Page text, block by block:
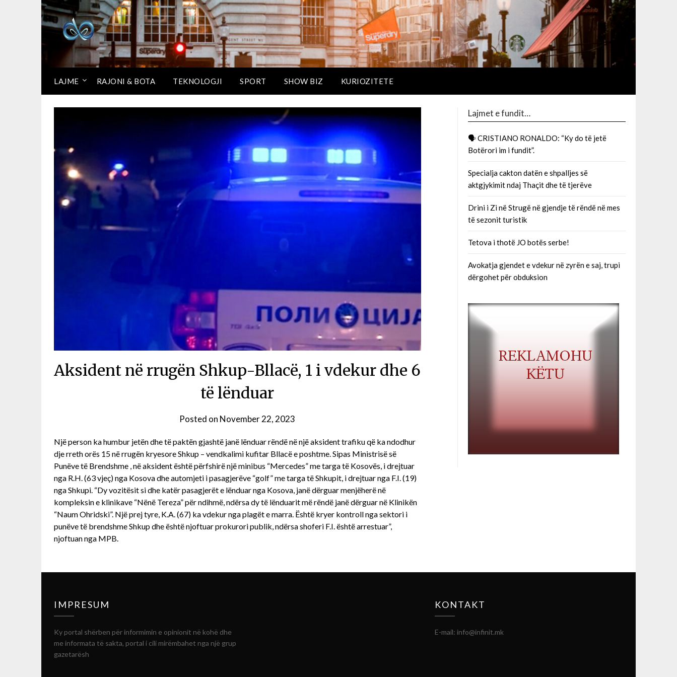
LAJME RAJONI & BOTA TEKNOLOGJI SPORT SHOW BIZ KURIOZITETE
Aksident në rrugën Shkup-Bllacë, 1 i vdekur dhe 6
të lënduar
Posted on November 22, 2023
Një person ka humbur jetën dhe të paktën gjashtë janë lënduar rëndë në një aksident trafiku që ka ndodhur
dje rreth orës 15 në rrugën kryesore Shkup – vendkalimi kufitar Bllacë e poshtme. Sipas Ministrisë së
Punëve të Brendshme , në aksident është përfshirë një minibus “Mercedes” me targa të Kosovës, i drejtuar
nga R.H. (63 vjeç) nga Kosova dhe automjeti i pasagjerëve “golf” me targa të Shkupit, i drejtuar nga F.I. (19)
nga Shkupi. “Dy vozitësit si dhe katër pasagjerët e lënduar nga Kosova, janë dërguar menjëherë në
kompleksin e klinikave “Nënë Tereza” për ndihmë, ndërsa dy të lënduarit më rëndë janë dërguar në Klinikën
“Naum Ohridski”. Një prej tyre, K.A. (67) ka vdekur nga plagët e marra. Është kryer kontroll nga sektori i
punëve të brendshme Shkup dhe është njoftuar prokurori publik, ndërsa shoferi F.I. është arrestuar”,
njoftuan nga MPB.
Lajmet e fundit…
🗣 CRISTIANO RONALDO: “Ky do të jetë
Botërori im i fundit”.
Specialja cakton datën e shpalljes së
aktgjykimit ndaj Thaçit dhe të tjerëve
Drini i Zi në Strugë në gjendje të rëndë në mes
të sezonit turistik
Tetova i thotë JO botës serbe!
Avokatja gjendet e vdekur në zyrën e saj, trupi
dërgohet për obduksion
IMPRESUM
Ky portal shërben për informimin e opinionit në kohë dhe
me informata të sakta, portal i cili mirëmbahet nga një grup
gazetarësh
KONTAKT
E-mail: info@infinit.mk